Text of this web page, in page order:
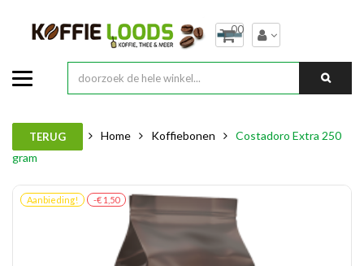
00
TERUG Home Koffiebonen
Costadoro Extra 250
gram
Aanbieding! -€ 1,50